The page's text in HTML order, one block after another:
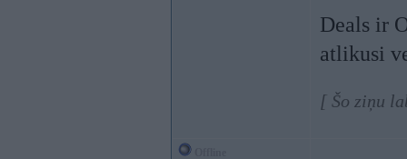
Deals ir
atlikusi
[ Šo ziņu